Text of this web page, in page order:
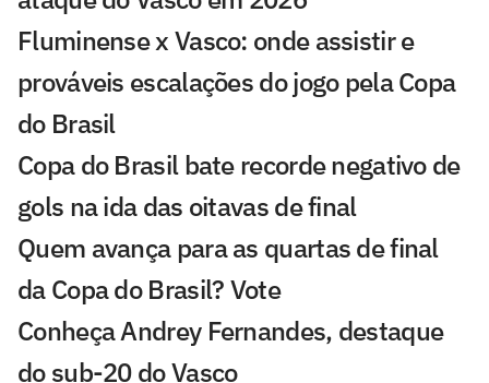
Fluminense x Vasco: onde assistir e
prováveis escalações do jogo pela Copa
do Brasil
Copa do Brasil bate recorde negativo de
gols na ida das oitavas de final
Quem avança para as quartas de final
da Copa do Brasil? Vote
Conheça Andrey Fernandes, destaque
do sub-20 do Vasco